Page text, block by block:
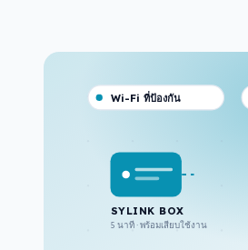
SYLINK BOX
5 นาที · พร้อมเสียบใช้งาน
Wi-Fi ที่ป้องกัน